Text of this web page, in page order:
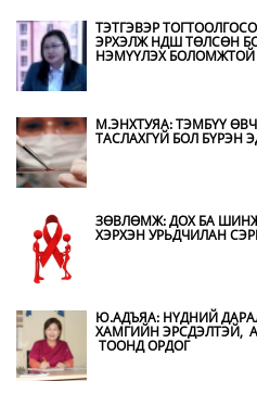
ҮЙЛДВЭРЛЭНЭ
ТЭТГЭВЭР
ЭРХЭЛЖ НДШ ТӨЛСӨН
НЭМҮҮЛЭХ БОЛОМЖТОЙ
М.ЭНХТУЯА: ТЭМБҮҮ
ТАСЛАХГҮЙ БОЛ БҮРЭН
ЗӨВЛӨМЖ: ДОХ БА
ХЭРХЭН УРЬДЧИЛАН
Ю.АДЪЯА: НҮДНИЙ
ХАМГИЙН ЭРСДЭЛТЭЙ,
ТООНД ОРДОГ